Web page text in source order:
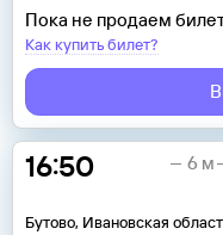
Пока не продаем
Как купить билет?
16:50
Бутово, Ивановская
6 м